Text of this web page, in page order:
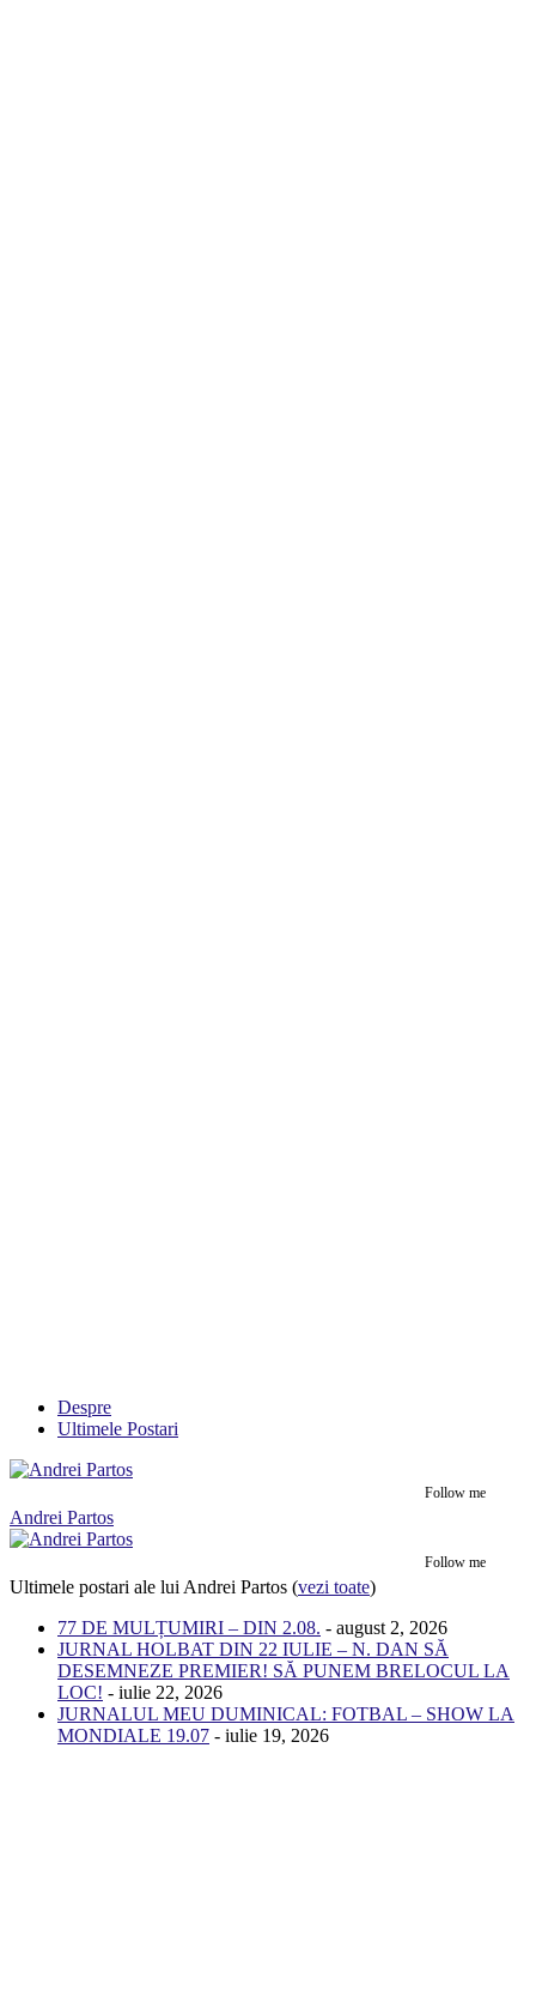
Despre
Ultimele Postari
Follow me
Andrei Partos
Follow me
Ultimele postari ale lui Andrei Partos (vezi toate)
77 DE MULȚUMIRI – DIN 2.08. - august 2, 2026
JURNAL HOLBAT DIN 22 IULIE – N. DAN SĂ
DESEMNEZE PREMIER! SĂ PUNEM BRELOCUL LA
LOC! - iulie 22, 2026
JURNALUL MEU DUMINICAL: FOTBAL – SHOW LA
MONDIALE 19.07 - iulie 19, 2026